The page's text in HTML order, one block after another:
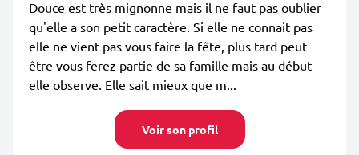
Douce est très mignonne mais il ne faut pas oublier
qu'elle a son petit caractère. Si elle ne connait pas
elle ne vient pas vous faire la fête, plus tard peut
être vous ferez partie de sa famille mais au début
elle observe. Elle sait mieux que m...
Voir son profil